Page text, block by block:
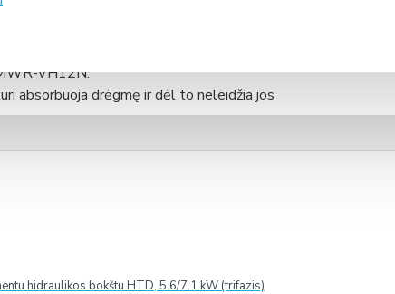
hidraulikos bokštu HTD, 5.6/7.1 kW (trifazis)
VH12N.
absorbuoja drėgmę ir dėl to neleidžia jos
temperatūrų skirtumas, tuomet vėdinimo
pajėgumu tokiais intervalais: vieną valandą veikia,
kai esate toli nuo namų.
gartraukiui leidžia patalpose sudaryti